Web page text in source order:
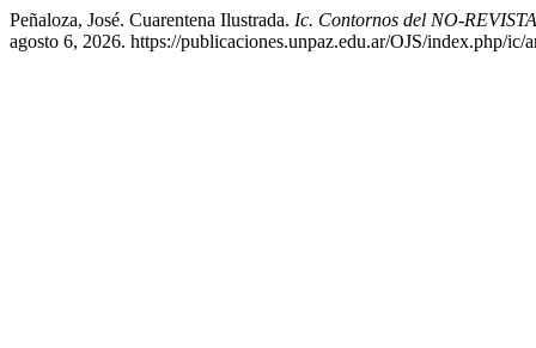
Peñaloza, José. Cuarentena Ilustrada. Ic. Contornos del NO-
agosto 6, 2026. https://publicaciones.unpaz.edu.ar/OJS/index.php/ic/